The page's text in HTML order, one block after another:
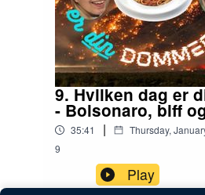
9. Hvilken dag er
- Bolsonaro, biff
35:41 | Thursday,
9
Play